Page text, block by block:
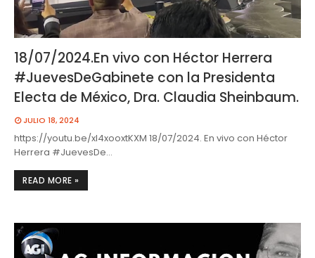
18/07/2024.En vivo con Héctor Herrera
#JuevesDeGabinete con la Presidenta
Electa de México, Dra. Claudia Sheinbaum.
JULIO 18, 2024
https://youtu.be/xI4xooxtKXM 18/07/2024. En vivo con Héctor
Herrera #JuevesDe…
READ MORE »